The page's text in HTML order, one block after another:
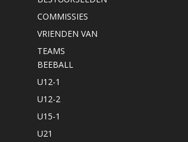
COMMISSIES
VRIENDEN VAN
TEAMS
BEEBALL
U12-1
U12-2
U15-1
U21